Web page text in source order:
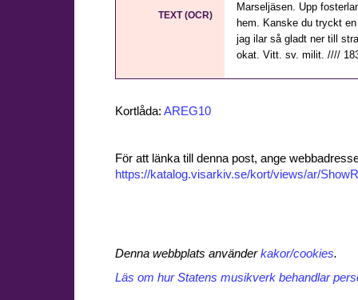
TEXT (OCR)
Marseljäsen. Upp
hem. Kanske du tryckt
jag ilar så gladt ner till
okat. Vitt. sv. milit. ////
Kortlåda: AREG10
För att länka till denna post, ange
https://katalog.visarkiv.se/kort/views/ar/
Denna webbplats använderkakor/cookies.
Läs om hur Statens musikverk behandlar